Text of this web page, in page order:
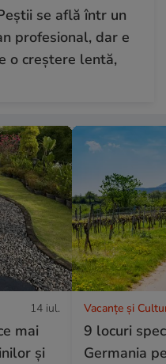
se află într un
profesional, dar e
o creștere lentă,
14 iul.
mai
și
Vacanțe și
9 locuri
Germania